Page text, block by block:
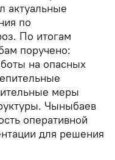
актуальные
по
По итогам
поручено:
на опасных
меры
Чыныбаев
оперативной
для решения